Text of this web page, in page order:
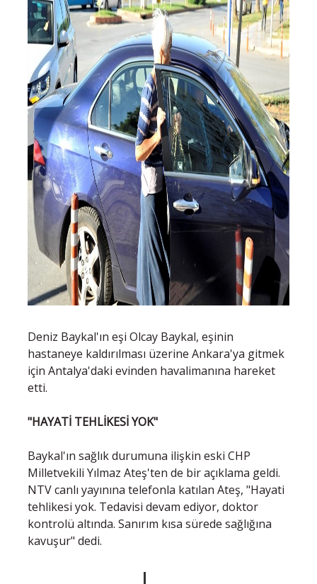
Deniz Baykal'ın eşi Olcay Baykal, eşinin
hastaneye kaldırılması üzerine Ankara'ya gitmek
için Antalya'daki evinden havalimanına hareket
etti.
"HAYATİ TEHLİKESİ YOK"
Baykal'ın sağlık durumuna ilişkin eski CHP
Milletvekili Yılmaz Ateş'ten de bir açıklama geldi.
NTV canlı yayınına telefonla katılan Ateş, "Hayati
tehlikesi yok. Tedavisi devam ediyor, doktor
kontrolü altında. Sanırım kısa sürede sağlığına
kavuşur" dedi.